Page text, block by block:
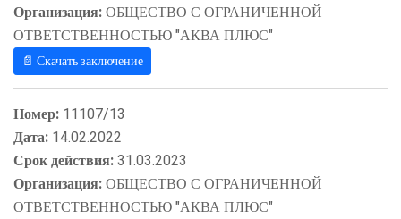
Организация:ОБЩЕСТВО С ОГРАНИЧЕННОЙ
ОТВЕТСТВЕННОСТЬЮ "АКВА ПЛЮС"
📄 Скачать заключение
Номер: 11107/13
Дата: 14.02.2022
Срок действия:31.03.2023
Организация:ОБЩЕСТВО С ОГРАНИЧЕННОЙ
ОТВЕТСТВЕННОСТЬЮ "АКВА ПЛЮС"